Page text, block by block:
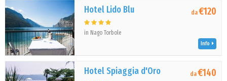
Hotel Lido Blu
in Nago Torbole
da€120
Info
Hotel Spiaggia d'Oro da€140